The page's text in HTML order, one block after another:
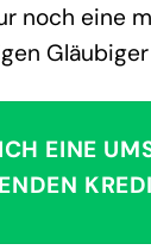
noch eine
EINE